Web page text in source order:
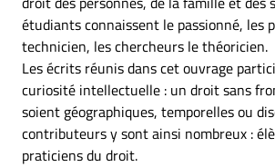
étudiants connaissent le passionné, les
technicien, les chercheurs le théoricien.
Les écrits réunis dans cet ouvrage
curiosité intellectuelle : un droit sans
soient géographiques, temporelles ou
contributeurs y sont ainsi nombreux :
praticiens du droit.